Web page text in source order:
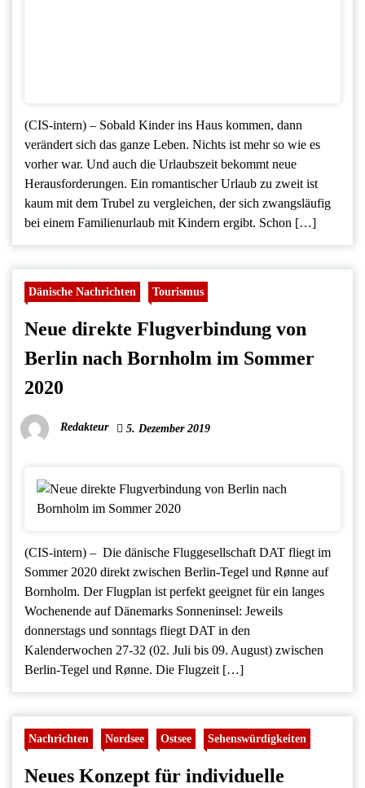
(CIS-intern) – Sobald Kinder ins Haus kommen, dann
verändert sich das ganze Leben. Nichts ist mehr so wie es
vorher war. Und auch die Urlaubszeit bekommt neue
Herausforderungen. Ein romantischer Urlaub zu zweit ist
kaum mit dem Trubel zu vergleichen, der sich zwangsläufig
bei einem Familienurlaub mit Kindern ergibt. Schon […]
Dänische Nachrichten Tourismus
Neue direkte Flugverbindung von
Berlin nach Bornholm im Sommer
2020
Redakteur 5. Dezember 2019
(CIS-intern) – Die dänische Fluggesellschaft DAT fliegt im
Sommer 2020 direkt zwischen Berlin-Tegel und Rønne auf
Bornholm. Der Flugplan ist perfekt geeignet für ein langes
Wochenende auf Dänemarks Sonneninsel: Jeweils
donnerstags und sonntags fliegt DAT in den
Kalenderwochen 27-32 (02. Juli bis 09. August) zwischen
Berlin-Tegel und Rønne. Die Flugzeit […]
Nachrichten Nordsee Ostsee Sehenswürdigkeiten
Neues Konzept für individuelle